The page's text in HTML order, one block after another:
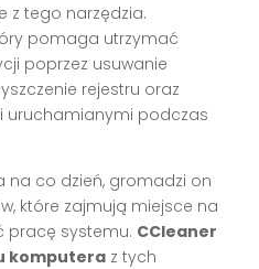
z tego narzędzia.
pomaga utrzymać
poprzez usuwanie
rejestru oraz
uruchamianymi podczas
na co dzień, gromadzi on
które zajmują miejsce na
pracę systemu. CCleaner
komputera z tych